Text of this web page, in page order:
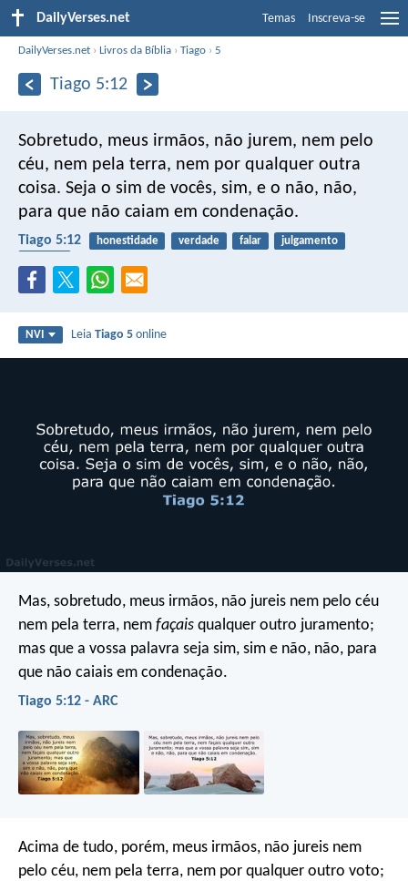
DailyVerses.net Temas Inscreva-se
DailyVerses.net ›Livros da Bíblia ›Tiago ›5
Tiago 5:12
Sobretudo, meus irmãos, não jurem, nem pelo
céu, nem pela terra, nem por qualquer outra
coisa. Seja o sim de vocês, sim, e o não, não,
para que não caiam em condenação.
Tiago 5:12 honestidade verdade falar
julgamento
NVI LeiaTiago 5 online
Mas, sobretudo, meus irmãos, não jureis nem pelo céu
nem pela terra, nem façais qualquer outro juramento;
mas que a vossa palavra seja sim, sim e não, não, para
que não caiais em condenação.
Tiago 5:12 - ARC
Acima de tudo, porém, meus irmãos, não jureis nem
pelo céu, nem pela terra, nem por qualquer outro voto;